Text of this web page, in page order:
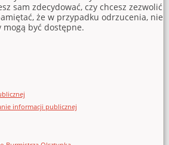
informacji publicznej
sam zdecydować, czy chcesz zezwolić
że w przypadku odrzucenia, nie
być dostępne.